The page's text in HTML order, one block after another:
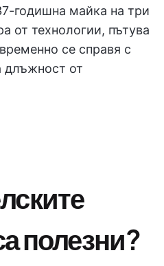
годишна майка на три
от технологии, пътува
се справя с
длъжност от
полезни?